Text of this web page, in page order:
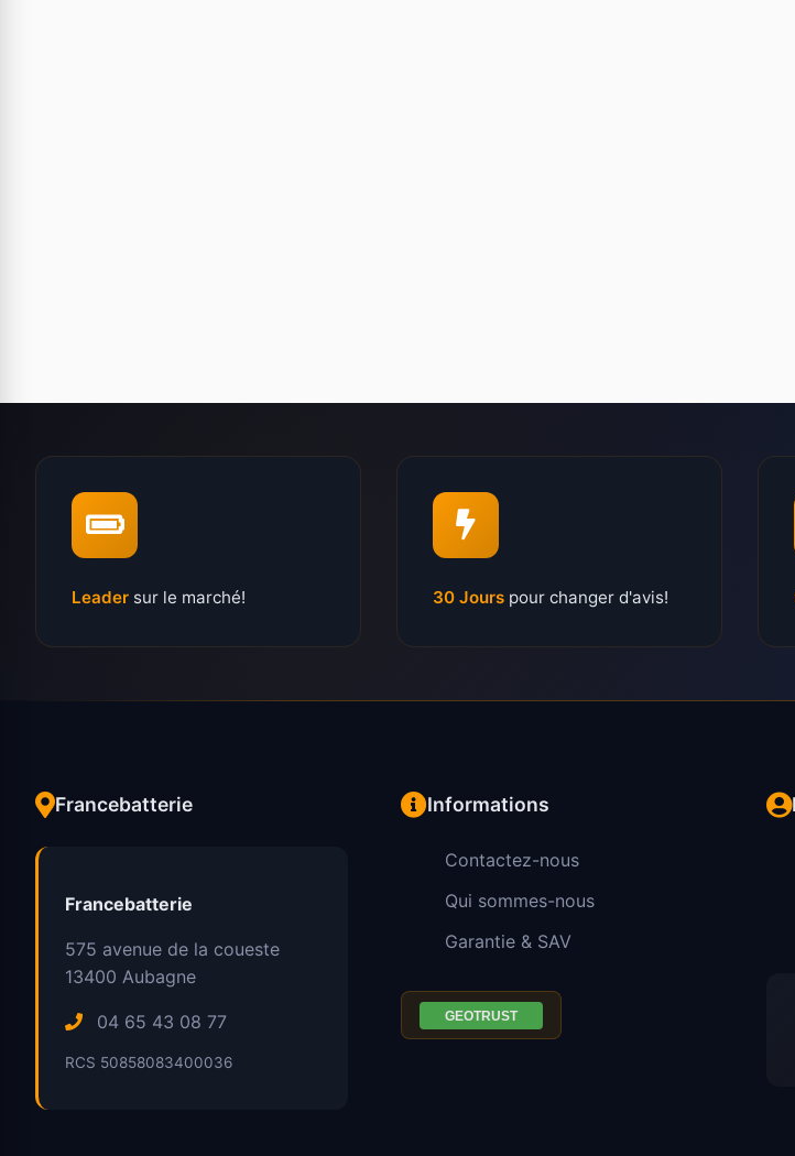
Leader sur le marché! 30 Jours pour changer d'avis!
Francebatterie
Francebatterie
575 avenue de la coueste
13400 Aubagne
04 65 43 08 77
RCS 50858083400036
Informations
Contactez-nous
Qui sommes-nous
Garantie & SAV